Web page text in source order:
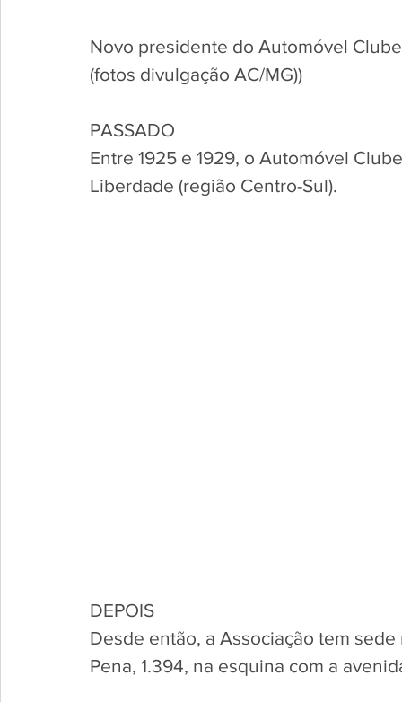
Novo presidente do Automóvel
(fotos divulgação AC/MG))
PASSADO
Entre 1925 e 1929, o Automóvel
Liberdade (região Centro-Sul).
DEPOIS
Desde então, a Associação tem
Pena, 1.394, na esquina com a